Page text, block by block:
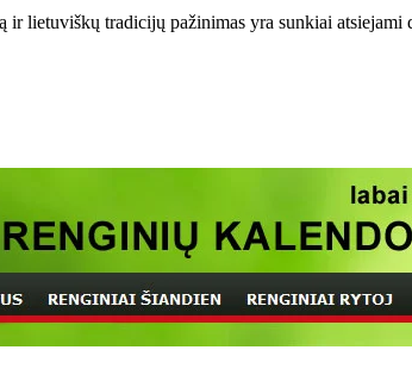
ir lietuviškų tradicijų pažinimas yra sunkiai